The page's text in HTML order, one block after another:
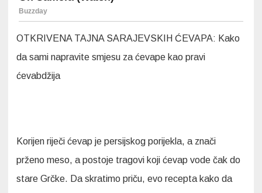
OTKRIVENA TAJNA SARAJEVSKIH ĆEVAPA: Kako
da sami napravite smjesu za ćevape kao pravi
ćevabdžija
Korijen riječi ćevap je persijskog porijekla, a znači
prženo meso, a postoje tragovi koji ćevap vode čak do
stare Grčke. Da skratimo priču, evo recepta kako da